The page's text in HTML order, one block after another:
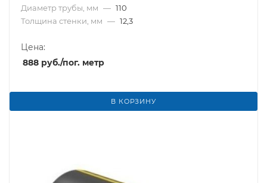
Диаметр трубы, мм — 110
Толщина стенки, мм — 12,3
Цена:
888 руб./пог. метр
В КОРЗИНУ